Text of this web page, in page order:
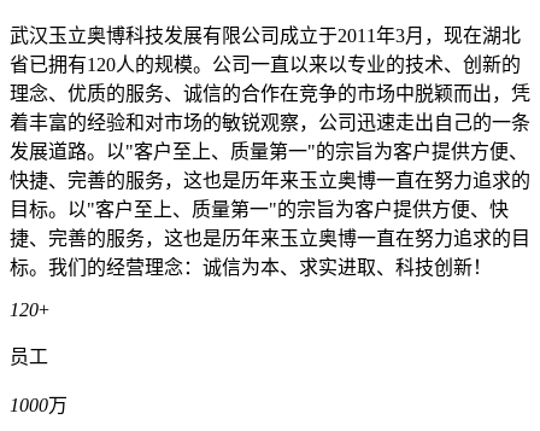
武汉玉立奥博科技发展有限公司成立于2011年3月，现在湖北
省已拥有120人的规模。公司一直以来以专业的技术、创新的
理念、优质的服务、诚信的合作在竞争的市场中脱颖而出，凭
着丰富的经验和对市场的敏锐观察，公司迅速走出自己的一条
发展道路。以"客户至上、质量第一"的宗旨为客户提供方便、
快捷、完善的服务，这也是历年来玉立奥博一直在努力追求的
目标。以"客户至上、质量第一"的宗旨为客户提供方便、快
捷、完善的服务，这也是历年来玉立奥博一直在努力追求的目
标。我们的经营理念：诚信为本、求实进取、科技创新！
120+
员工
1000万